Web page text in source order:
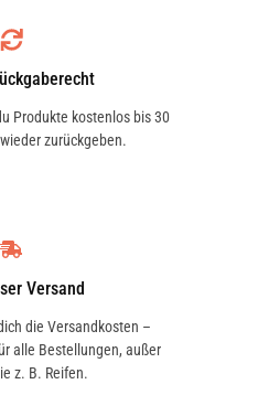
Produkte kostenlos bis 30
zurückgeben.
Versand
die Versandkosten –
alle Bestellungen, außer
z. B. Reifen.